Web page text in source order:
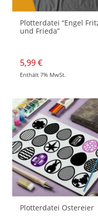
Plotterdatei “Engel
und Frieda”
5,99€
Enthält 7% MwSt.
Plotterdatei Ostereier